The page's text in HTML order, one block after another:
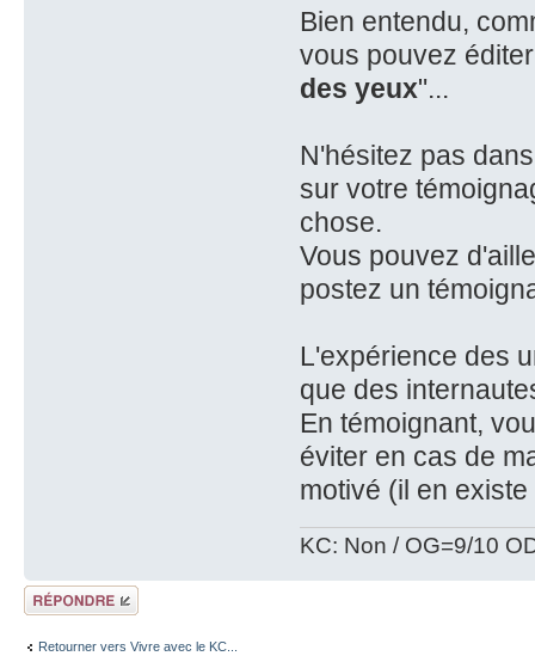
Bien entendu,
vous pouvez
des yeux"...
N'hésitez pas
sur votre
chose.
Vous pouvez
postez un
L'expérience des
que des
En témoignant,
éviter en cas de
motivé (il en existe
KC: Non / OG=9/10
Répondre
Retourner vers Vivre avec le KC...